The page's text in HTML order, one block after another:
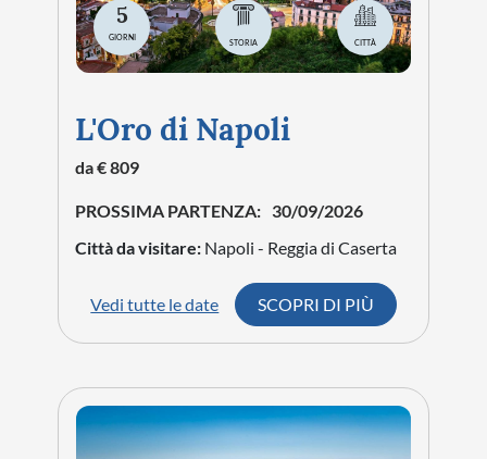
5
GIORNI
STORIA CITTÀ
L'Oro di Napoli
da € 809
PROSSIMA PARTENZA: 30/09/2026
Città da visitare: Napoli - Reggia di Caserta
Vedi tutte le date SCOPRI DI PIÙ